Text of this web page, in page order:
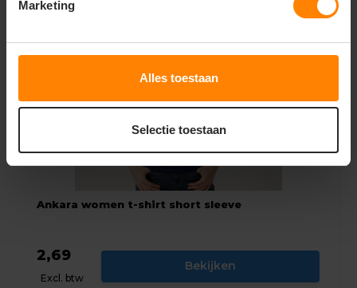
Marketing
Alles toestaan
Selectie toestaan
Ankara women t-shirt short sleeve
2,69
Excl. btw
Bekijken